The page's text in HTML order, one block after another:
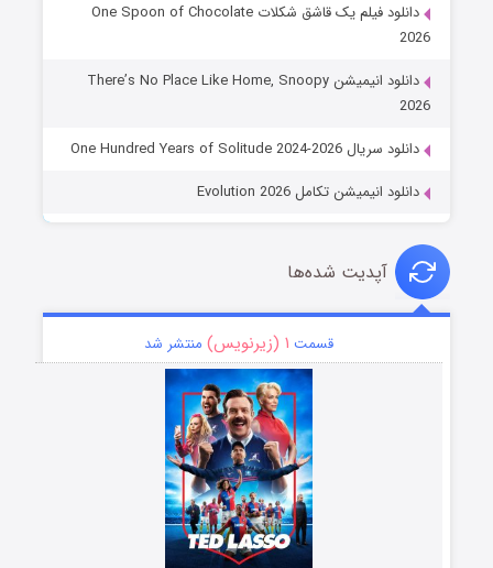
دانلود فیلم یک قاشق شکلات One Spoon of Chocolate
2026
دانلود انیمیشن There’s No Place Like Home, Snoopy
2026
دانلود سریال One Hundred Years of Solitude 2024-2026
دانلود انیمیشن تکامل Evolution 2026
آپدیت شده‌ها
قسمت ۱ (زیرنویس) منتشر شد